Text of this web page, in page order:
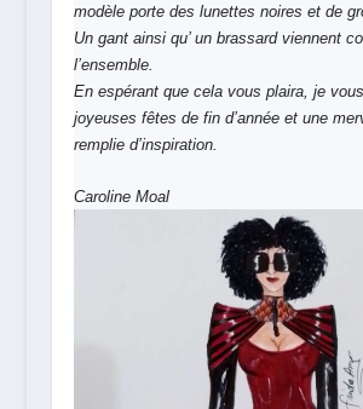
modèle porte des lunettes noires et de
Un gant ainsi qu’ un brassard viennent
l’ensemble.
En espérant que cela vous plaira, je
joyeuses fêtes de fin d’année et une
remplie d’inspiration.
Caroline Moal